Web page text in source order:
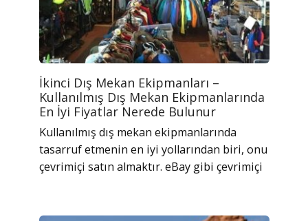
İkinci Dış Mekan Ekipmanları –
Kullanılmış Dış Mekan Ekipmanlarında
En İyi Fiyatlar Nerede Bulunur
Kullanılmış dış mekan ekipmanlarında
tasarruf etmenin en iyi yollarından biri, onu
çevrimiçi satın almaktır. eBay gibi çevrimiçi